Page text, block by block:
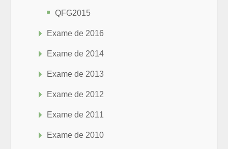
QFG2015
Exame de 2016
Exame de 2014
Exame de 2013
Exame de 2012
Exame de 2011
Exame de 2010